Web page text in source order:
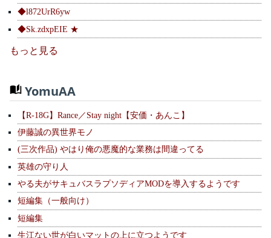
◆l872UrR6yw
◆Sk.zdxpEIE ★
もっと見る
YomuAA
【R-18G】Rance／Stay night【安価・あんこ】
伊藤誠の異世界モノ
(三次作品) やはり俺の悪魔的な業務は間違ってる
英雄の守り人
やる夫がサキュバスラプソディアMODを導入するようです
短編集（一般向け）
短編集
生江ない世が白いマットの上に立つようです